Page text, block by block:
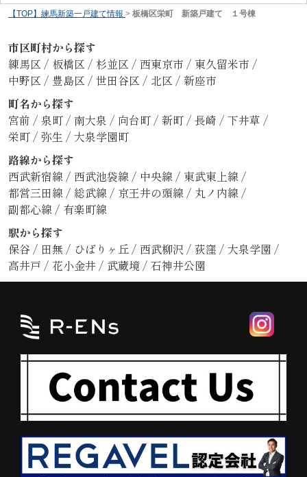
【TOP】練馬新築一戸建て情報 > 板橋区栄町 新築戸建て １号棟
市区町村から探す
練馬区 / 板橋区 / 杉並区 / 西東京市 / 東久留米市 /
中野区 / 豊島区 / 世田谷区 / 北区 / 新座市
町名から探す
宮前 / 泉町 / 南大泉 / 向台町 / 新町 / 長崎 / 下井草 /
栄町 / 弥生 / 大泉学園町
路線から探す
西武新宿線 / 西武池袋線 / 中央線 / 東武東上線 /
都営三田線 / 総武線 / 京王井の頭線 / 丸ノ内線 /
副都心線 / 有楽町線
駅から探す
保谷 / 田無 / ひばりヶ丘 / 西武柳沢 / 荻窪 / 大泉学園 /
高井戸 / 花小金井 / 武蔵境 / 石神井公園